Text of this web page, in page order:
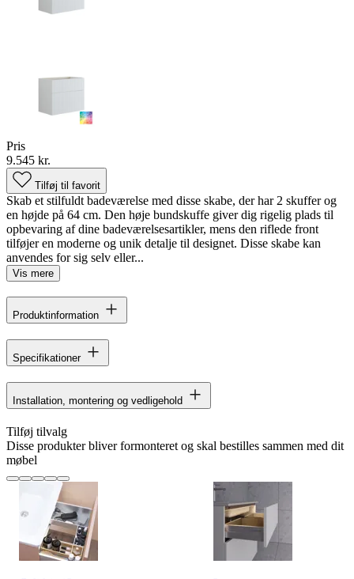
Pris
9.545 kr.
Tilføj til favorit
Skab et stilfuldt badeværelse med disse skabe, der har 2 skuffer og
en højde på 64 cm. Den høje bundskuffe giver dig rigelig plads til
opbevaring af dine badeværelsesartikler, mens den riflede front
tilføjer en moderne og unik detalje til designet. Disse skabe kan
anvendes for sig selv eller...
Vis mere
Produktinformation
Specifikationer
Installation, montering og vedligehold
Tilføj tilvalg
Disse produkter bliver formonteret og skal bestilles sammen med dit
møbel